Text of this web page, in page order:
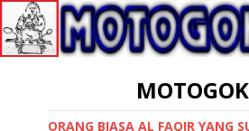
ORANG BIASA AL FAQIR YANG